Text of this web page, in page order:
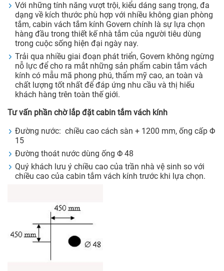
Với những tính năng vượt trội, kiểu dáng sang trọng, đa
dạng về kích thước phù hợp với nhiều không gian phòng
tắm, cabin vách tắm kính Govern chính là sự lựa chọn
hàng đầu trong thiết kế nhà tắm của người tiêu dùng
trong cuộc sống hiện đại ngày nay.
Trải qua nhiều giai đoạn phát triển, Govern không ngừng
nỗ lực để cho ra mắt những sản phẩm cabin tắm vách
kính có mẫu mã phong phú, thẩm mỹ cao, an toàn và
chất lượng tốt nhất để đáp ứng nhu cầu và thị hiếu
khách hàng trên toàn thế giới.
Tư vấn phần chờ lắp đặt cabin tắm vách kính
Đường nước: chiều cao cách sàn + 1200 mm, ống cấp Φ
15
Đường thoát nước dùng ống Φ 48
Quý khách lưu ý chiều cao của trần nhà vệ sinh so với
chiều cao của cabin tắm vách kính trước khi lựa chọn.